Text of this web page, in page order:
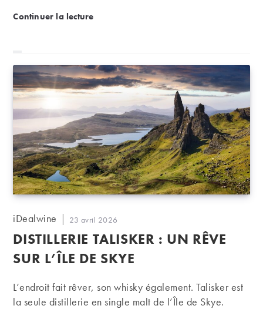
Continuer la lectureiDealwine exporte l’Art du Vin à la française à New
Auteur/autrice
la
publication :
iDealwine
Publication
publiée :
23 avril 2026
DISTILLERIE TALISKER : UN RÊVE
SUR L’ÎLE DE SKYE
L’endroit fait rêver, son whisky également. Talisker est
la seule distillerie en single malt de l’Île de Skye.